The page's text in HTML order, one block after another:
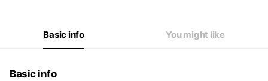
09:00 - 17:00
Basic info You might like
Basic info